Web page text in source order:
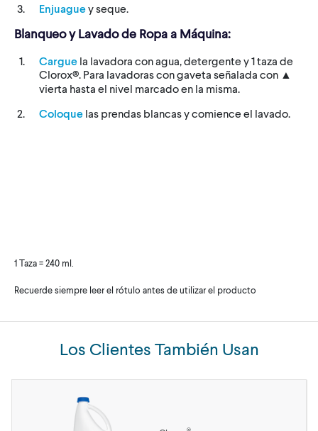
Enjuaguey seque.
Blanqueo y Lavado de Ropa a Máquina:
Cargue la lavadora con agua, detergente y 1 taza de
Clorox®. Para lavadoras con gaveta señalada con ▲
vierta hasta el nivel marcado en la misma.
Coloque las prendas blancas y comience el lavado.
1 Taza = 240 ml.
Recuerde siempre leer el rótulo antes de utilizar el producto
Los Clientes También Usan